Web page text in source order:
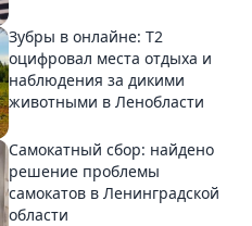
Зубры в онлайне: Т2
оцифровал места отдыха и
наблюдения за дикими
животными в Ленобласти
Самокатный сбор: найдено
решение проблемы
самокатов в Ленинградской
области